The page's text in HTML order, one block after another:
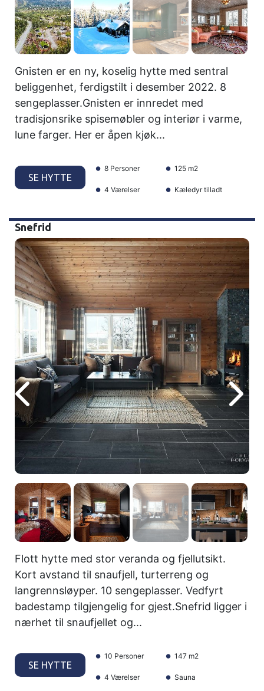
Gnisten er en ny, koselig hytte med sentral
beliggenhet, ferdigstilt i desember 2022. 8
sengeplasser.Gnisten er innredet med
tradisjonsrike spisemøbler og interiør i varme,
lune farger. Her er åpen kjøk...
SE HYTTE
8 Personer 125 m2
4 Værelser Kæledyr tilladt
Snefrid
Flott hytte med stor veranda og fjellutsikt.
Kort avstand til snaufjell, turterreng og
langrennsløyper. 10 sengeplasser. Vedfyrt
badestamp tilgjengelig for gjest.Snefrid ligger i
nærhet til snaufjellet og...
SE HYTTE
10 Personer 147 m2
4 Værelser Sauna